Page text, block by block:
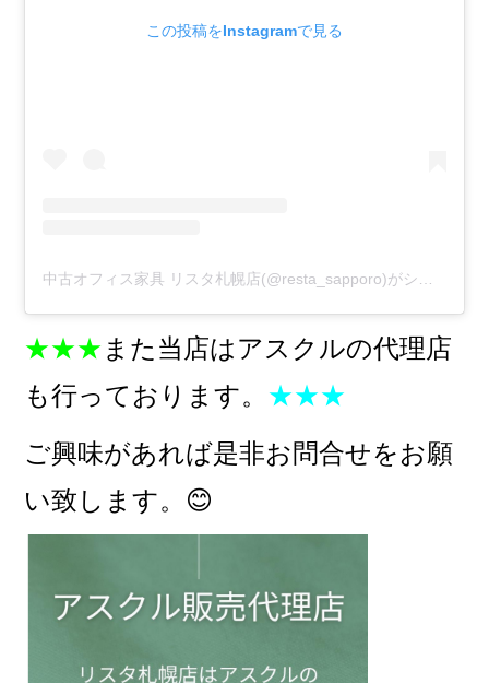
この投稿をInstagramで見る
★★★ また当店はアスクルの代理店
も行っております。 ★★★
ご興味があれば是非お問合せをお願
い致します。😊